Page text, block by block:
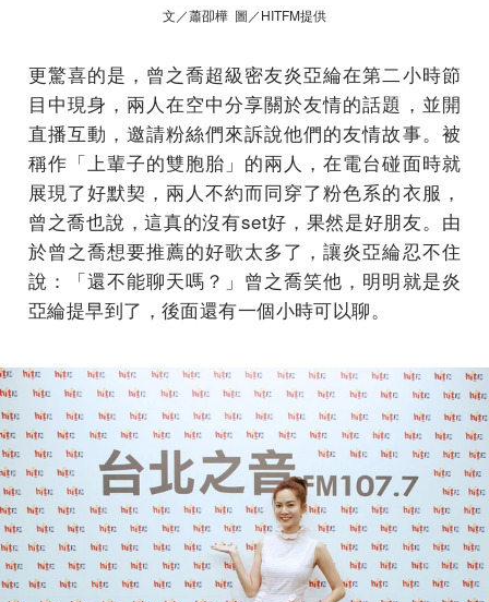
文／蕭卲樺 圖／HITFM提供
更驚喜的是，曾之喬超級密友炎亞綸在第二小時節
目中現身，兩人在空中分享關於友情的話題，並開
直播互動，邀請粉絲們來訴說他們的友情故事。被
稱作「上輩子的雙胞胎」的兩人，在電台碰面時就
展現了好默契，兩人不約而同穿了粉色系的衣服，
曾之喬也說，這真的沒有set好，果然是好朋友。由
於曾之喬想要推薦的好歌太多了，讓炎亞綸忍不住
說：「還不能聊天嗎？」曾之喬笑他，明明就是炎
亞綸提早到了，後面還有一個小時可以聊。